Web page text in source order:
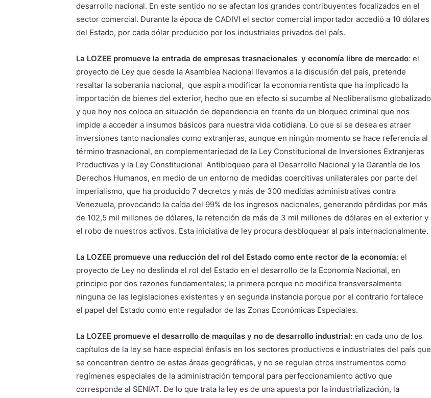
desarrollo nacional. En este sentido no se afectan los grandes contribuyentes focalizados en el
sector comercial. Durante la época de CADIVI el sector comercial importador accedió a 10 dólares
del Estado, por cada dólar producido por los industriales privados del país.
La LOZEE promueve la entrada de empresas trasnacionales y economía libre de mercado: el
proyecto de Ley que desde la Asamblea Nacional llevamos a la discusión del país, pretende
resaltar la soberanía nacional, que aspira modificar la economía rentista que ha implicado la
importación de bienes del exterior, hecho que en efecto si sucumbe al Neoliberalismo globalizado
y que hoy nos coloca en situación de dependencia en frente de un bloqueo criminal que nos
impide a acceder a insumos básicos para nuestra vida cotidiana. Lo que si se desea es atraer
inversiones tanto nacionales como extranjeras, aunque en ningún momento se hace referencia al
término trasnacional, en complementariedad de la Ley Constitucional de Inversiones Extranjeras
Productivas y la Ley Constitucional Antibloqueo para el Desarrollo Nacional y la Garantía de los
Derechos Humanos, en medio de un entorno de medidas coercitivas unilaterales por parte del
imperialismo, que ha producido 7 decretos y más de 300 medidas administrativas contra
Venezuela, provocando la caída del 99% de los ingresos nacionales, generando pérdidas por más
de 102,5 mil millones de dólares, la retención de más de 3 mil millones de dólares en el exterior y
el robo de nuestros activos. Esta iniciativa de ley procura desbloquear al país internacionalmente.
La LOZEE promueve una reducción del rol del Estado como ente rector de la economía: el
proyecto de Ley no deslinda el rol del Estado en el desarrollo de la Economía Nacional, en
principio por dos razones fundamentales; la primera porque no modifica transversalmente
ninguna de las legislaciones existentes y en segunda instancia porque por el contrario fortalece
el papel del Estado como ente regulador de las Zonas Económicas Especiales.
La LOZEE promueve el desarrollo de maquilas y no de desarrollo industrial: en cada uno de los
capítulos de la ley se hace especial énfasis en los sectores productivos e industriales del país que
se concentren dentro de estas áreas geográficas, y no se regulan otros instrumentos como
regímenes especiales de la administración temporal para perfeccionamiento activo que
corresponde al SENIAT. De lo que trata la ley es de una apuesta por la industrialización, la